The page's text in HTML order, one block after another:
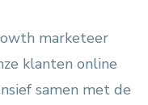
marketeer
klanten online
samen met de